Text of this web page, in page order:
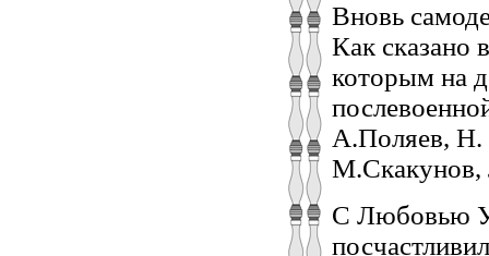
Вновь
Как сказано
которым на
А.Поляев, Н.
М.Скакунов,
С Любовью